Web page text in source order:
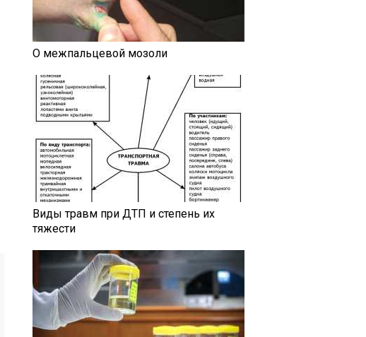
О межпальцевой мозоли
Виды травм при ДТП и степень их
тяжести